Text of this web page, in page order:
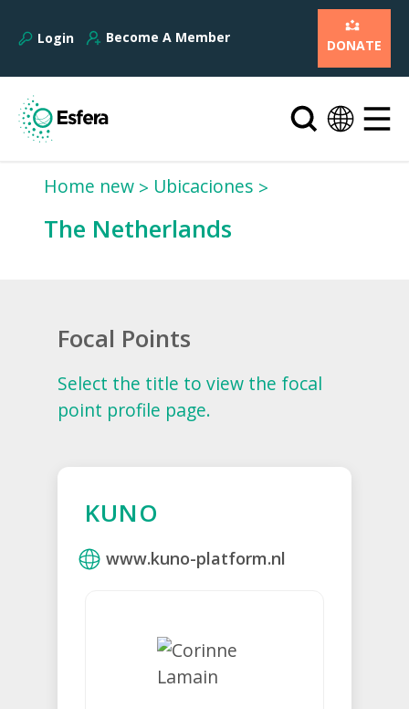
Login Become A Member DONATE
Home new Ubicaciones
The Netherlands
Focal Points
Select the title to view the focal
point profile page.
KUNO
www.kuno-platform.nl